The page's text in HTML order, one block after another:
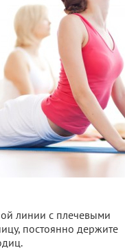
линии с плечевыми
постоянно держите